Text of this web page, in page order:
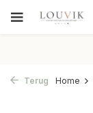
Terug Home